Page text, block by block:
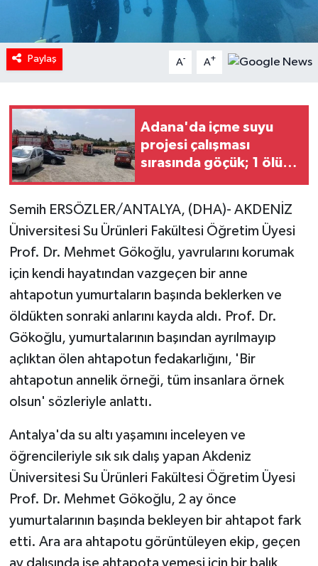
Paylaş A- A+
Adana'da içme suyu
projesi çalışması
sırasında göçük; 1 ölü, 1
Semih ERSÖZLER/ANTALYA, (DHA)- AKDENİZ
Üniversitesi Su Ürünleri Fakültesi Öğretim Üyesi
Prof. Dr. Mehmet Gökoğlu, yavrularını korumak
için kendi hayatından vazgeçen bir anne
ahtapotun yumurtaların başında beklerken ve
öldükten sonraki anlarını kayda aldı. Prof. Dr.
Gökoğlu, yumurtalarının başından ayrılmayıp
açlıktan ölen ahtapotun fedakarlığını, 'Bir
ahtapotun annelik örneği, tüm insanlara örnek
olsun' sözleriyle anlattı.
Antalya'da su altı yaşamını inceleyen ve
öğrencileriyle sık sık dalış yapan Akdeniz
Üniversitesi Su Ürünleri Fakültesi Öğretim Üyesi
Prof. Dr. Mehmet Gökoğlu, 2 ay önce
yumurtalarının başında bekleyen bir ahtapot fark
etti. Ara ara ahtapotu görüntüleyen ekip, geçen